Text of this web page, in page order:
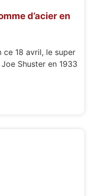
d’acier en
ce 18 avril, le super
Shuster en 1933